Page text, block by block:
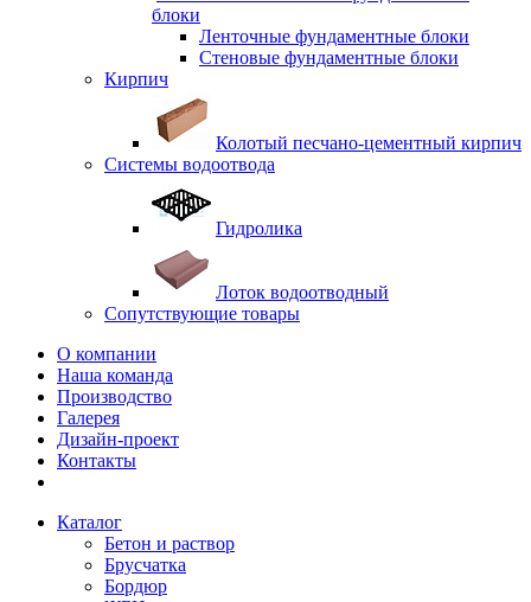
блоки
Ленточные фундаментные блоки
Стеновые фундаментные блоки
Кирпич
Колотый песчано-цементный кирпич
Системы водоотвода
Гидролика
Лоток водоотводный
Сопутствующие товары
О компании
Наша команда
Производство
Галерея
Дизайн-проект
Контакты
Каталог
Бетон и раствор
Брусчатка
Бордюр